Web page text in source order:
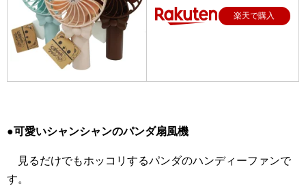
楽天で購入
●可愛いシャンシャンのパンダ扇風機
見るだけでもホッコリするパンダのハンディーファンで
す。